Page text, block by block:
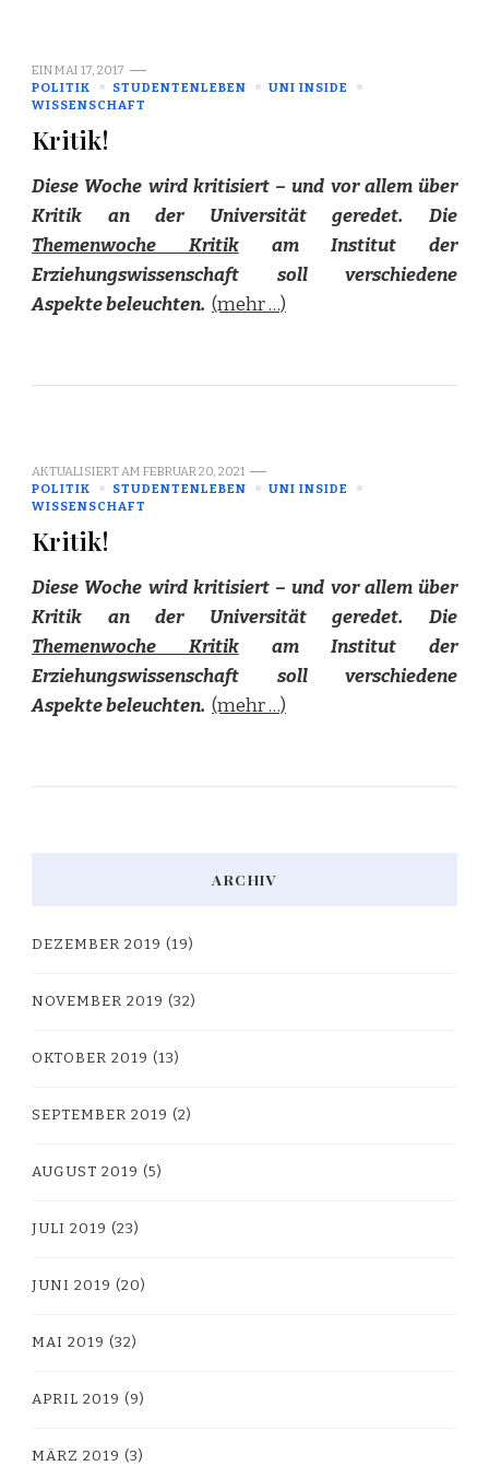
EINMAI 17, 2017
POLITIK
STUDENTENLEBEN
UNI INSIDE
WISSENSCHAFT
Kritik!
Diese Woche wird kritisiert – und vor allem über
Kritik an der Universität geredet. Die
Themenwoche Kritikam Institut der
Erziehungswissenschaft soll verschiedene
Aspekte beleuchten. (mehr …)
AKTUALISIERT AM FEBRUAR 20, 2021
POLITIK
STUDENTENLEBEN
UNI INSIDE
WISSENSCHAFT
Kritik!
Diese Woche wird kritisiert – und vor allem über
Kritik an der Universität geredet. Die
Themenwoche Kritikam Institut der
Erziehungswissenschaft soll verschiedene
Aspekte beleuchten. (mehr …)
ARCHIV
DEZEMBER 2019 (19)
NOVEMBER 2019 (32)
OKTOBER 2019 (13)
SEPTEMBER 2019 (2)
AUGUST 2019 (5)
JULI 2019 (23)
JUNI 2019 (20)
MAI 2019 (32)
APRIL 2019 (9)
MÄRZ 2019 (3)